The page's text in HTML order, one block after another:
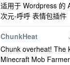
适用于 Wordpress 的
次元-呼呼 表情包插件
ChunkHeat
Chunk overheat! The
Minecraft Mob Farmer